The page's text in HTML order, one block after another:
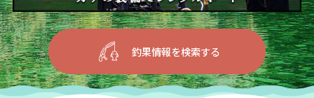
釣果情報を検索する